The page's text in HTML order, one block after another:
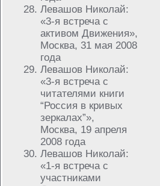
Левашов Николай:
«3-я встреча с
активом Движения»,
Москва, 31 мая 2008
года
Левашов Николай:
«3-я встреча с
читателями книги
“Россия в кривых
зеркалах”»,
Москва, 19 апреля
2008 года
Левашов Николай:
«1-я встреча с
участниками